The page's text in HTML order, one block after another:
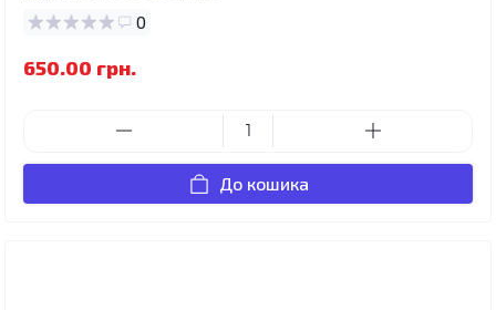
0
650.00 грн.
До кошика